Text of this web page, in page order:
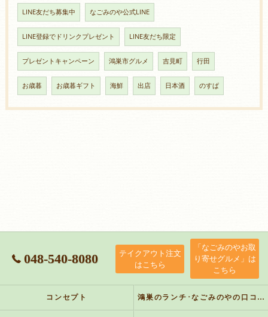
LINE友だち募集中 なごみのや公式LINE
LINE登録でドリンクプレゼント LINE友だち限定
プレゼントキャンペーン 鴻巣市グルメ 吉見町 行田
お歳暮 お歳暮ギフト 海鮮 出店 日本酒 のすぱ
048-540-8080
テイクアウト注文
はこちら
「なごみのやお取
り寄せグルメ」は
こちら
コンセプト 鴻巣のランチ･なごみのやの口コミ情報